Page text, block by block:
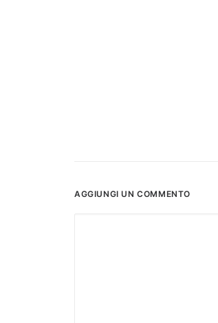
AGGIUNGI UN COMMENTO